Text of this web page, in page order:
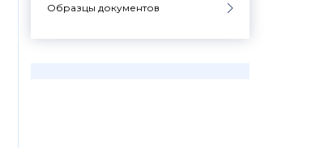
Образцы документов